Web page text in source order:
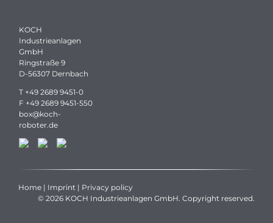
KOCH
Industrieanlagen
GmbH
Ringstraße 9
D-56307 Dernbach
T +49 2689 9451-0
F +49 2689 9451-550
box@koch-
roboter.de
Home | Imprint | Privacy policy
© 2026 KOCH Industrieanlagen GmbH. Copyright reserved.